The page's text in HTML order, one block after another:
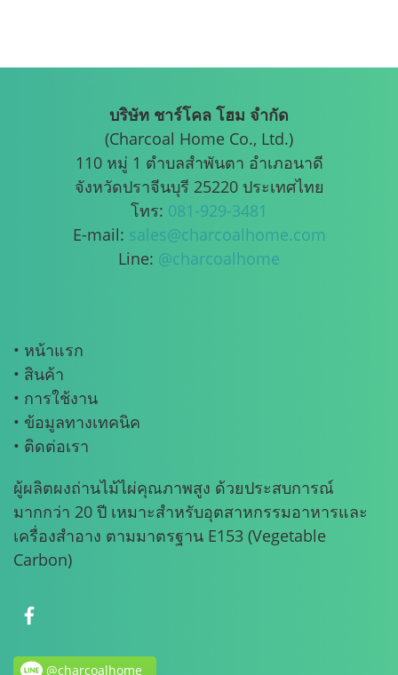
บริษัท ชาร์โคล โฮม จำกัด
(Charcoal Home Co., Ltd.)
110 หมู่ 1 ตำบลสำพันตา อำเภอนาดี
จังหวัดปราจีนบุรี 25220 ประเทศไทย
โทร: 081-929-3481
E-mail: sales@charcoalhome.com
Line: @charcoalhome
• หน้าแรก
• สินค้า
• การใช้งาน
• ข้อมูลทางเทคนิค
• ติดต่อเรา
ผู้ผลิตผงถ่านไม้ไผ่คุณภาพสูง ด้วยประสบการณ์
มากกว่า 20 ปี เหมาะสำหรับอุตสาหกรรมอาหารและ
เครื่องสำอาง ตามมาตรฐาน E153 (Vegetable
Carbon)
@charcoalhome